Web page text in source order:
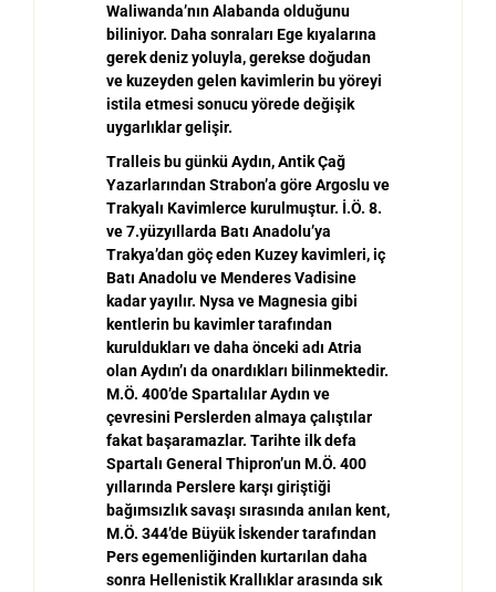
Waliwanda’nın Alabanda olduğunu
biliniyor. Daha sonraları Ege kıyalarına
gerek deniz yoluyla, gerekse doğudan
ve kuzeyden gelen kavimlerin bu yöreyi
istila etmesi sonucu yörede değişik
uygarl ıklar gelişir.
Tralleis bu günkü Aydın, Antik Çağ
Yazarlarından Strabon’a göre Argoslu ve
Trakyalı Kavimlerce kurulmuştur. İ.Ö. 8.
ve 7.yüzyı llarda Batı Anadolu’ya
Trakya’dan göçeden Kuzey kavimleri, iç
Batı Anadolu ve Menderes Vadisine
kadar yayı ır. Nysa ve Magnesia gibi
kentlerin bu kavimler tarafından
kuruldukları ve daha önceki adı Atria
olan Aydın’ı da onardıkları bilinmektedir.
M.Ö. 400’de Spartalılar Aydın ve
çevresini Perslerden almaya çalıştı lar
fakat başaramazlar. Tarihte ilk defa
Spartal ı General Thipron’un M.Ö. 400
yı llarında Perslere karşı giriştiği
bağımsızl ık savaşı sırasında anılan kent,
M.Ö. 344’de Büyük İskender tarafından
Pers egemenliğinden kurtarı lan daha
sonra Hellenistik Krall ıklar arasında sık